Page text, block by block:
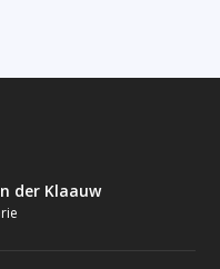
der Klaauw